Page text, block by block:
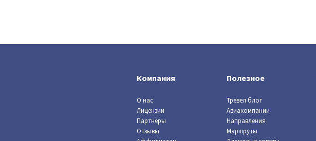
Компания
О нас
Лицензии
Партнеры
Отзывы
Полезное
Тревел блог
Авиакомпании
Направления
Маршруты